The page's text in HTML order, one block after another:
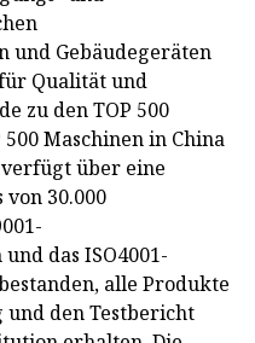
und Gebäudegeräten
Qualität und
zu den TOP 500
Maschinen in China
über eine
30.000
das ISO4001-
alle Produkte
und den Testbericht